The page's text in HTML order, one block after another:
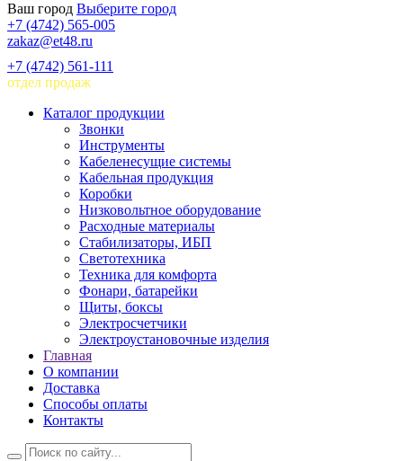
Ваш город Выберите город
+7 (4742) 565-005
zakaz@et48.ru
+7 (4742) 561-111
отдел продаж
Каталог продукции
Звонки
Инструменты
Кабеленесущие системы
Кабельная продукция
Коробки
Низковольтное оборудование
Расходные материалы
Стабилизаторы, ИБП
Светотехника
Техника для комфорта
Фонари, батарейки
Щиты, боксы
Электросчетчики
Электроустановочные изделия
Главная
О компании
Доставка
Способы оплаты
Контакты